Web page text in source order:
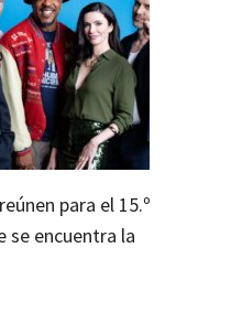
para el 15.º
se encuentra la